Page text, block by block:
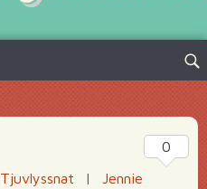
Sök
Tjuvlyssnat |
Jennie
0